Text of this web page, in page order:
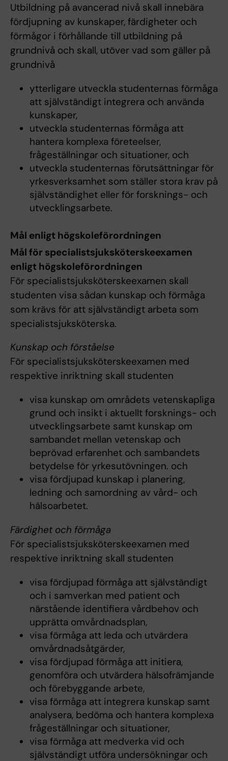
Utbildning på avancerad nivå skall innebära
fördjupning av kunskaper, färdigheter och
förmågor i förhållande till utbildning på
grundnivå och skall, utöver vad som gäller på
grundnivå
ytterligare utveckla studenternas förmåga
att självständigt integrera och använda
kunskaper,
utveckla studenternas förmåga att
hantera komplexa företeelser,
frågeställningar och situationer, och
utveckla studenternas förutsättningar för
yrkesverksamhet som ställer stora krav på
självständighet eller för forsknings- och
utvecklingsarbete.
Mål enligt högskoleförordningen
Mål för specialistsjuksköterskeexamen
enligt högskoleförordningen
För specialistsjuksköterskeexamen skall
studenten visa sådan kunskap och förmåga
som krävs för att självständigt arbeta som
specialistsjuksköterska.
Kunskap och förståelse
För specialistsjuksköterskeexamen med
respektive inriktning skall studenten
visa kunskap om områdets vetenskapliga
grund och insikt i aktuellt forsknings- och
utvecklingsarbete samt kunskap om
sambandet mellan vetenskap och
beprövad erfarenhet och sambandets
betydelse för yrkesutövningen. och
visa fördjupad kunskap i planering,
ledning och samordning av vård- och
hälsoarbetet.
Färdighet och förmåga
För specialistsjuksköterskeexamen med
respektive inriktning skall studenten
visa fördjupad förmåga att självständigt
och i samverkan med patient och
närstående identifiera vårdbehov och
upprätta omvårdnadsplan,
visa förmåga att leda och utvärdera
omvårdnadsåtgärder,
visa fördjupad förmåga att initiera,
genomföra och utvärdera hälsofrämjande
och förebyggande arbete,
visa förmåga att integrera kunskap samt
analysera, bedöma och hantera komplexa
frågeställningar och situationer,
visa förmåga att medverka vid och
självständigt utföra undersökningar och